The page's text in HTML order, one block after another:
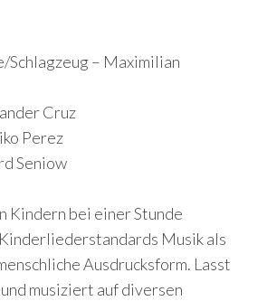
– Maximilian
Cruz
Perez
Seniow
Kindern bei einer Stunde
Musik als
Ausdrucksform. Lasst
musiziert auf diversen